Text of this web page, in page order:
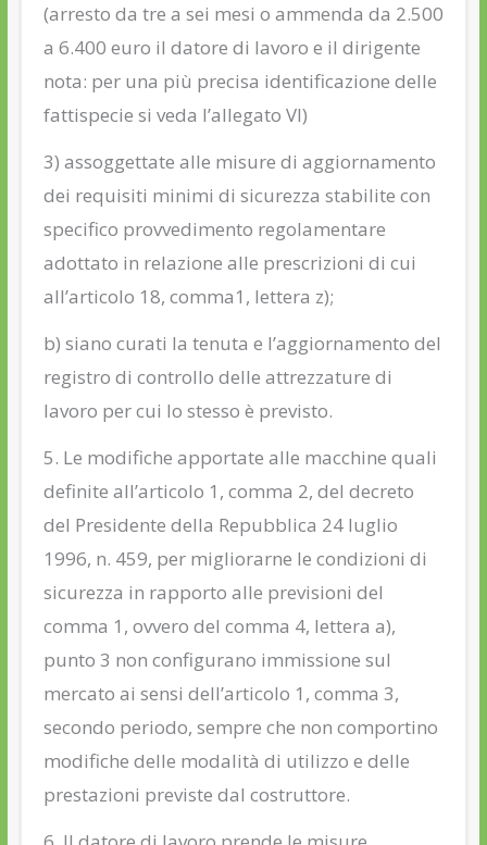
(arresto da tre a sei mesi o ammenda da 2.500
a 6.400 euro il datore di lavoro e il dirigente
nota: per una più precisa identificazione delle
fattispecie si veda l’allegato VI)
3) assoggettate alle misure di aggiornamento
dei requisiti minimi di sicurezza stabilite con
specifico provvedimento regolamentare
adottato in relazione alle prescrizioni di cui
all’articolo 18, comma1, lettera z);
b) siano curati la tenuta e l’aggiornamento del
registro di controllo delle attrezzature di
lavoro per cui lo stesso è previsto.
5. Le modifiche apportate alle macchine quali
definite all’articolo 1, comma 2, del decreto
del Presidente della Repubblica 24 luglio
1996, n. 459, per migliorarne le condizioni di
sicurezza in rapporto alle previsioni del
comma 1, ovvero del comma 4, lettera a),
punto 3 non configurano immissione sul
mercato ai sensi dell’articolo 1, comma 3,
secondo periodo, sempre che non comportino
modifiche delle modalità di utilizzo e delle
prestazioni previste dal costruttore.